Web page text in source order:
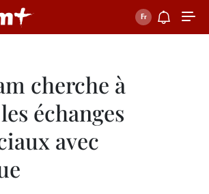
cherche à
échanges
avec